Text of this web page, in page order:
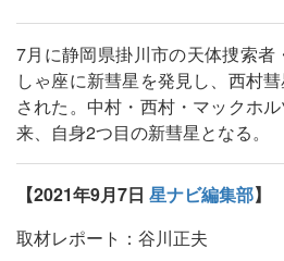
7月に静岡県掛川市の天体捜索者
しゃ座に新彗星を発見し、西村
された。中村・西村・マックホ
来、自身2つ目の新彗星となる。
【2021年9月7日 星ナビ編集部】
取材レポート：谷川正夫